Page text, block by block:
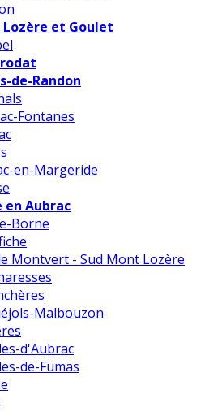
et Goulet
de-Randon
Fontanes
en-Margeride
en Aubrac
Borne
Montvert - Sud Mont Lozère
Malbouzon
d'Aubrac
de-Fumas